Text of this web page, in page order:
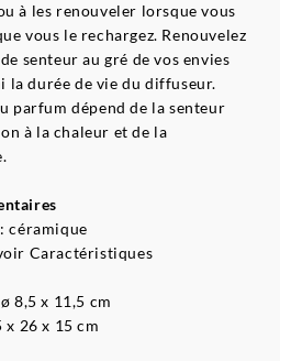
à les renouveler lorsque vous
vous le rechargez. Renouvelez
senteur au gré de vos envies
durée de vie du diffuseur.
parfum dépend de la senteur
à la chaleur et de la
céramique
Caractéristiques
8,5 x 11,5 cm
26 x 15 cm